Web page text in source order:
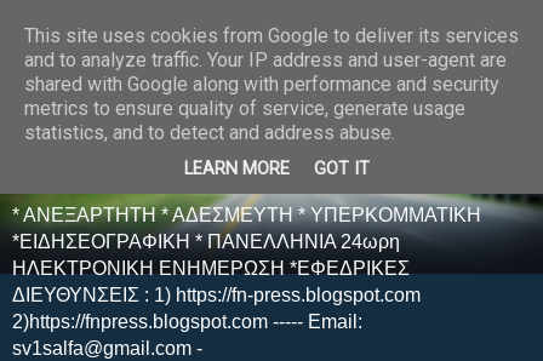
E F E N P R E S S -
ΗΛΕΚΤΡΟΝΙΚΗ
ΕΦΗΜΕΡΙΔΑ
* ΑΝΕΞΑΡΤΗΤΗ * ΑΔΕΣΜΕΥΤΗ * ΥΠΕΡΚΟΜΜΑΤΙΚΗ
*ΕΙΔΗΣΕΟΓΡΑΦΙΚΗ * ΠΑΝΕΛΛΗΝΙΑ 24ωρη
ΗΛΕΚΤΡΟΝΙΚΗ ΕΝΗΜΕΡΩΣΗ *ΕΦΕΔΡΙΚΕΣ
ΔΙΕΥΘΥΝΣΕΙΣ : 1) https://fn-press.blogspot.com
2)https://fnpress.blogspot.com ----- Email:
sv1salfa@gmail.com -
This site uses cookies from Google to deliver its services
and to analyze traffic. Your IP address and user-agent are
shared with Google along with performance and security
metrics to ensure quality of service, generate usage
statistics, and to detect and address abuse.
LEARN MORE GOT IT